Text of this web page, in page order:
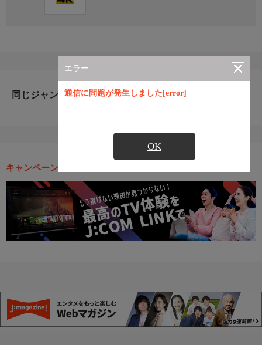
エラー
通信に問題が発生しました[error]
OK
同じジャンルのおすすめ番組
キャンペーン・お得な情報